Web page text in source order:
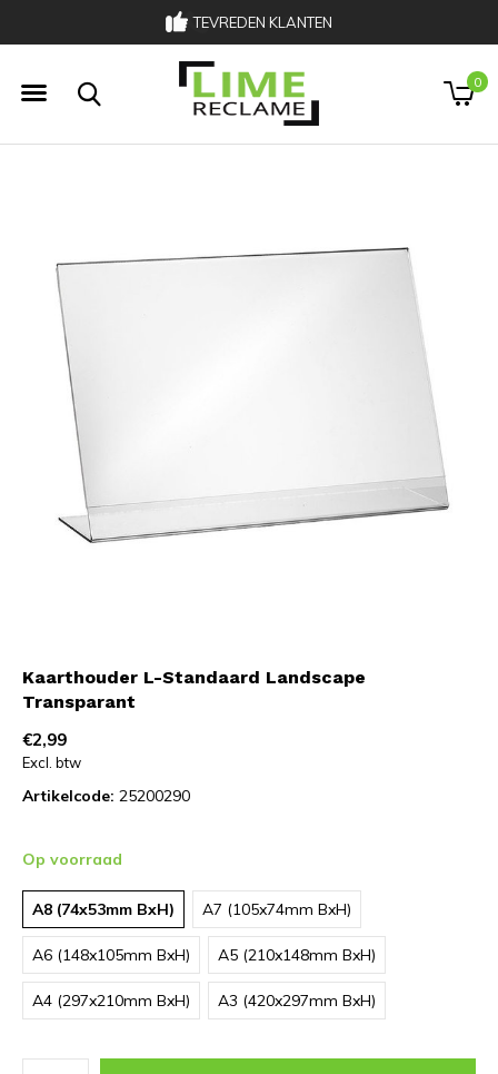
TEVREDEN KLANTEN
033 303 00 02
0
Kaarthouder L-Standaard Landscape
Transparant
€2,99
Excl. btw
Artikelcode: 25200290
Op voorraad
A8 (74x53mm BxH) A7 (105x74mm BxH)
A6 (148x105mm BxH) A5 (210x148mm BxH)
A4 (297x210mm BxH) A3 (420x297mm BxH)